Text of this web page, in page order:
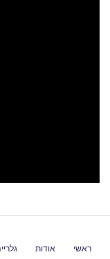
גלרייה שיעורים שו"ת